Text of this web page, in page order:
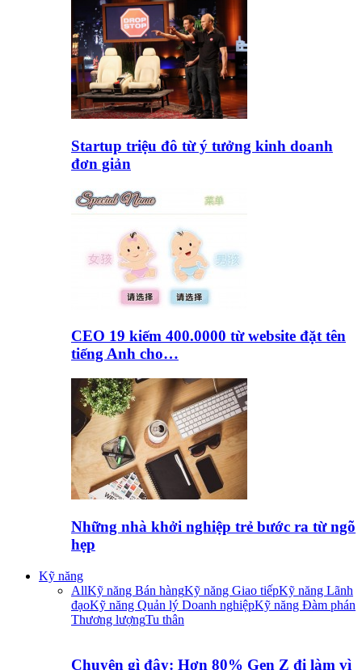
Startup triệu đô từ ý tưởng kinh doanh
đơn giản
CEO 19 kiếm 400.0000 từ website đặt tên
tiếng Anh cho…
Những nhà khởi nghiệp trẻ bước ra từ ngõ
hẹp
Kỹ năng
AllKỹ năng Bán hàngKỹ năng Giao tiếpKỹ năng Lãnh
đạoKỹ năng Quản lý Doanh nghiệpKỹ năng Đàm phán
Thương lượngTu thân
Chuyện gì đây: Hơn 80% Gen Z đi làm vì